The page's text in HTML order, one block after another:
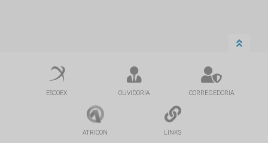
ESCOEX OUVIDORIA CORREGEDORIA
ATRICON LINKS